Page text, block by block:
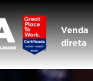
Venda
direta